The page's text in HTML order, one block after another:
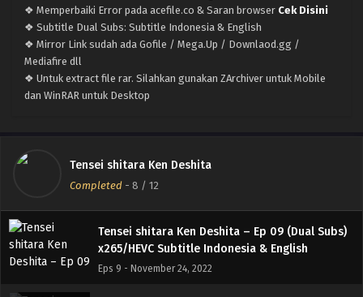
❖ Memperbaiki Error pada acefile.co & Saran browser Cek Disini
❖ Subtitle Dual Subs: Subtitle Indonesia & English
❖ Mirror Link sudah ada Gofile / Mega.Up / Downlaod.gg /
Mediafire dll
❖ Untuk extract file rar. Silahkan gunakan ZArchiver untuk Mobile
dan WinRAR untuk Desktop
Tensei shitara Ken Deshita
Completed - 8 / 12
Tensei shitara Ken Deshita – Ep 12 END (Dual
Subs) x265/HEVC Subtitle Indonesia & English
Eps 12 (END) - December 15, 2022
Tensei shitara Ken Deshita – Ep 11 (Dual Subs)
x265/HEVC Subtitle Indonesia & English
Tensei shitara Ken Deshita – Ep 10 (Dual Subs)
Tensei shitara Ken Deshita – Ep 09 (Dual Subs)
x265/HEVC Subtitle Indonesia & English
Eps 9 - November 24, 2022